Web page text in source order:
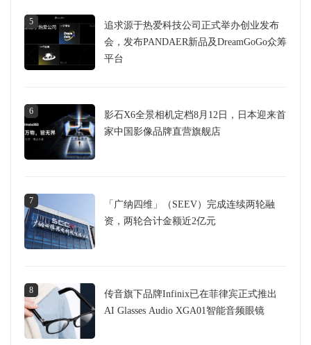
5
追求源于热爱科技公司正式举办创业发布
会，发布PANDAER新品及DreamGoGo众筹
平台
6
影石X6全景相机定档8月12日，日本迎来首
家中国影像品牌直营旗舰店
7
「广纳四维」（SEEV）完成连续两轮融
资，两轮合计金额近2亿元
8
传音旗下品牌Infinix已在菲律宾正式推出
AI Glasses Audio XGA01智能音频眼镜